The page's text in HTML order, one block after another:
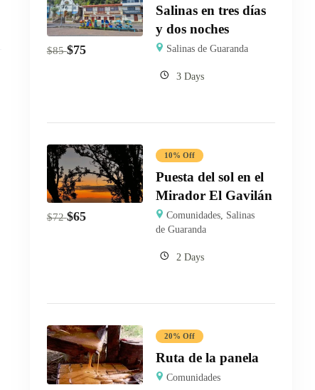
$85 $75
Salinas en tres días
y dos noches
Salinas de Guaranda
3 Days
$72 $65
10% Off
Puesta del sol en el
Mirador El Gavilán
Comunidades, Salinas
de Guaranda
2 Days
20% Off
Ruta de la panela
Comunidades